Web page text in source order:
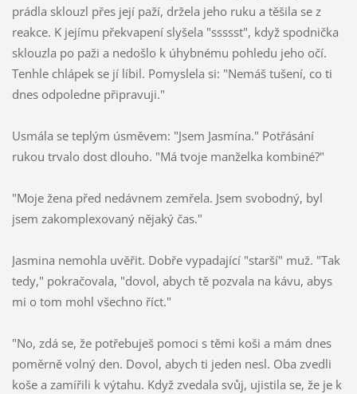
prádla sklouzl přes její paží, držela jeho ruku a těšila se z
reakce. K jejímu překvapení slyšela "ssssst", když spodnička
sklouzla po paži a nedošlo k úhybnému pohledu jeho očí.
Tenhle chlápek se jí líbil. Pomyslela si: "Nemáš tušení, co ti
dnes odpoledne připravuji."
Usmála se teplým úsměvem: "Jsem Jasmína." Potřásání
rukou trvalo dost dlouho. "Má tvoje manželka kombiné?"
"Moje žena před nedávnem zemřela. Jsem svobodný, byl
jsem zakomplexovaný nějaký čas."
Jasmina nemohla uvěřit. Dobře vypadající "starší" muž. "Tak
tedy," pokračovala, "dovol, abych tě pozvala na kávu, abys
mi o tom mohl všechno říct."
"No, zdá se, že potřebuješ pomoci s těmi koši a mám dnes
poměrně volný den. Dovol, abych ti jeden nesl. Oba zvedli
koše a zamířili k výtahu. Když zvedala svůj, ujistila se, že je k